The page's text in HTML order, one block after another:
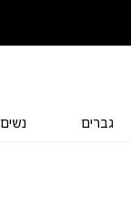
גברים נשים